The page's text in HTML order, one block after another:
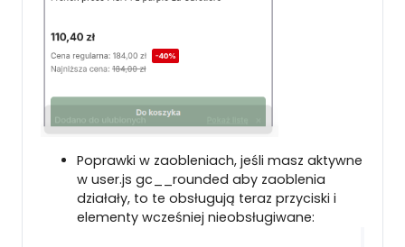
Poprawki w zaobleniach, jeśli masz aktywne
w user.js gc__rounded aby zaoblenia
działały, to te obsługują teraz przyciski i
elementy wcześniej nieobsługiwane: